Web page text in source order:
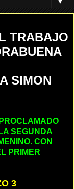
TRABAJO
SIMON
SEGUNDA
CON
PRIMER
3